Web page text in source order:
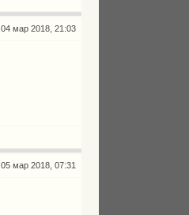
04 мар 2018, 21:03
05 мар 2018, 07:31